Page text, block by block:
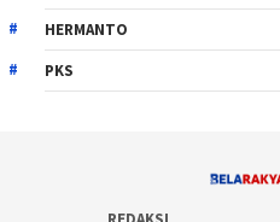
HERMANTO
PKS